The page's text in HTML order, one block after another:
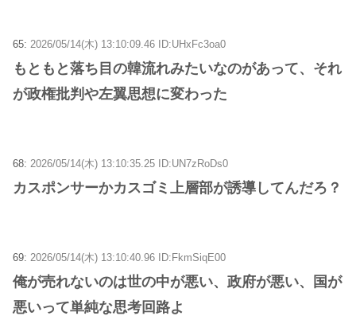
65: 2026/05/14(木) 13:10:09.46 ID:UHxFc3oa0
もともと落ち目の韓流れみたいなのがあって、それ
が政権批判や左翼思想に変わった
68: 2026/05/14(木) 13:10:35.25 ID:UN7zRoDs0
カスポンサーかカスゴミ上層部が誘導してんだろ？
69: 2026/05/14(木) 13:10:40.96 ID:FkmSiqE00
俺が売れないのは世の中が悪い、政府が悪い、国が
悪いって単純な思考回路よ